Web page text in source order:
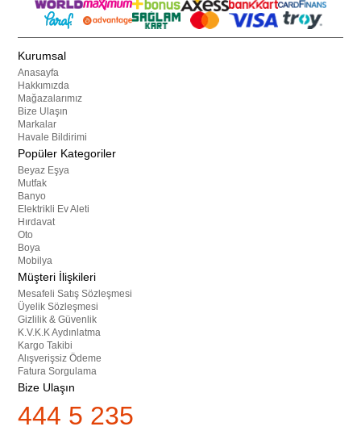
Kurumsal
Anasayfa
Hakkımızda
Mağazalarımız
Bize Ulaşın
Markalar
Havale Bildirimi
Popüler Kategoriler
Beyaz Eşya
Mutfak
Banyo
Elektrikli Ev Aleti
Hırdavat
Oto
Boya
Mobilya
Müşteri İlişkileri
Mesafeli Satış Sözleşmesi
Üyelik Sözleşmesi
Gizlilik & Güvenlik
K.V.K.K Aydınlatma
Kargo Takibi
Alışverişsiz Ödeme
Fatura Sorgulama
Bize Ulaşın
444 5 235